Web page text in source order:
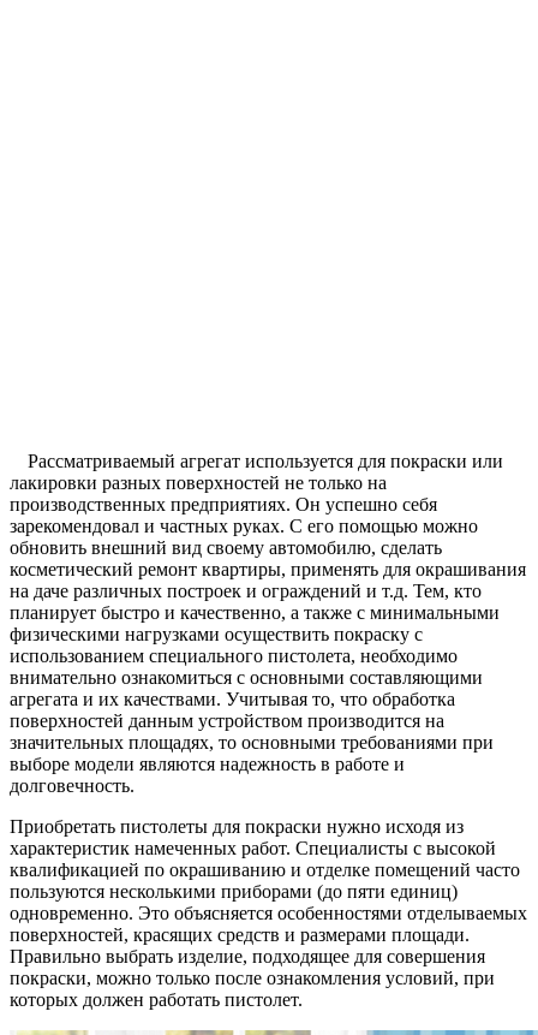
Рассматриваемый агрегат используется для покраски или
лакировки разных поверхностей не только на
производственных предприятиях. Он успешно себя
зарекомендовал и частных руках. С его помощью можно
обновить внешний вид своему автомобилю, сделать
косметический ремонт квартиры, применять для окрашивания
на даче различных построек и ограждений и т.д. Тем, кто
планирует быстро и качественно, а также с минимальными
физическими нагрузками осуществить покраску с
использованием специального пистолета, необходимо
внимательно ознакомиться с основными составляющими
агрегата и их качествами. Учитывая то, что обработка
поверхностей данным устройством производится на
значительных площадях, то основными требованиями при
выборе модели являются надежность в работе и
долговечность.
Приобретать пистолеты для покраски нужно исходя из
характеристик намеченных работ. Специалисты с высокой
квалификацией по окрашиванию и отделке помещений часто
пользуются несколькими приборами (до пяти единиц)
одновременно. Это объясняется особенностями отделываемых
поверхностей, красящих средств и размерами площади.
Правильно выбрать изделие, подходящее для совершения
покраски, можно только после ознакомления условий, при
которых должен работать пистолет.